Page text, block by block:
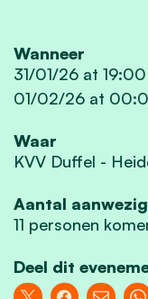
Wanneer
31/01/26 at 19:00
01/02/26 at
Waar
KVV Duffel -
Aantal
11 personen
Deel dit